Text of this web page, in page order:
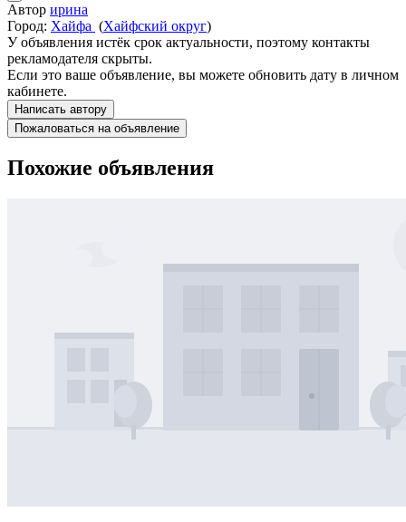
Автор ирина
Город: Хайфа (Хайфский округ)
У объявления истёк срок актуальности, поэтому контакты
рекламодателя скрыты.
Если это ваше объявление, вы можете обновить дату в личном
кабинете.
Написать автору
Пожаловаться на объявление
Похожие объявления